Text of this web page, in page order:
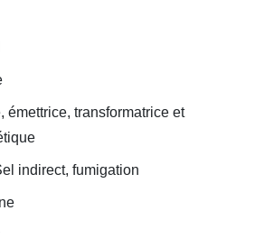
émettrice, transformatrice et
indirect, fumigation